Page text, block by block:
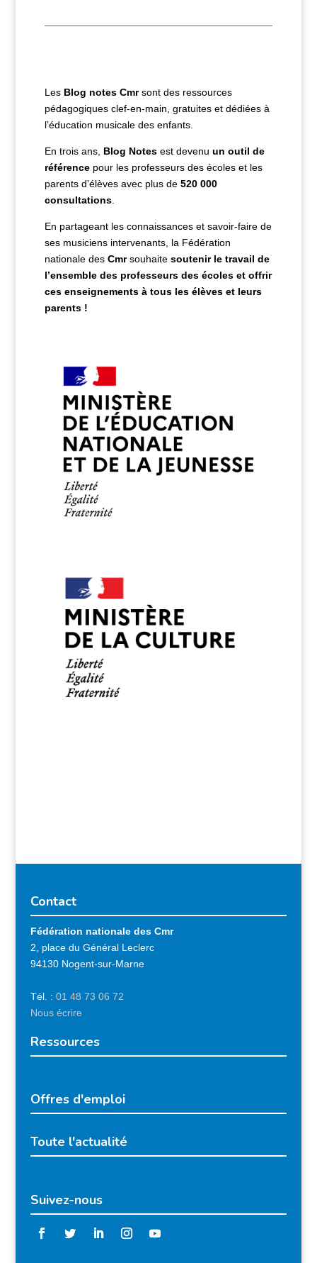
Les Blog notes Cmr sont des ressources
pédagogiques clef-en-main, gratuites et dédiées à
l’éducation musicale des enfants.
En trois ans, Blog Notes est devenu un outil de
référence pour les professeurs des écoles et les
parents d’élèves avec plus de 520 000
consultations.
En partageant les connaissances et savoir-faire de
ses musiciens intervenants, la Fédération
nationale des Cmrsouhaite soutenir le travail de
l’ensemble des professeurs des écoles et offrir
ces enseignements à tous les élèves et leurs
parents !
Contact
Fédération nationale des Cmr
2, place du Général Leclerc
94130 Nogent-sur-Marne
Tél. : 01 48 73 06 72
Nous écrire
Ressources
Offres d'emploi
Toute l'actualité
Suivez-nous